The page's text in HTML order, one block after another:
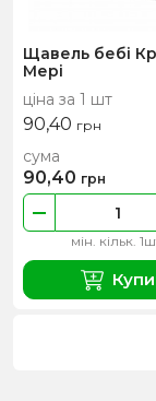
Щавель бебі
Мері
ціна за 1 шт
90,40 грн
мін. кільк.
сума
90,40 грн